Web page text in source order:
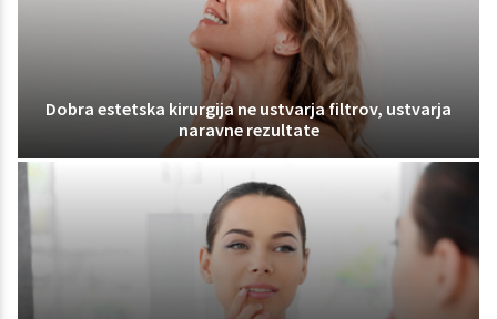
Dobra estetska kirurgija ne ustvarja filtrov, ustvarja
naravne rezultate